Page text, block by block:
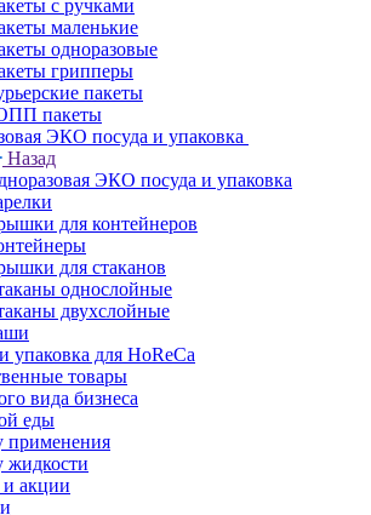
с ручками
маленькие
одноразовые
грипперы
пакеты
пакеты
ЭКО посуда и упаковка
Назад
ЭКО посуда и упаковка
для контейнеров
для стаканов
однослойные
двухслойные
упаковка для HoReCa
товары
вида бизнеса
еды
применения
жидкости
акции